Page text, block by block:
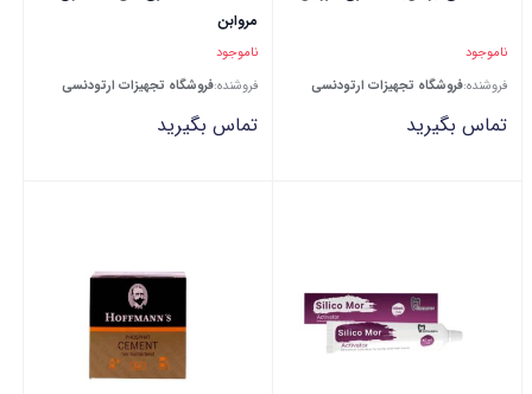
ناموجود
فروشنده:فروشگاه تجهیزات ارتودنسی
تماس بگیرید
مروابن
ناموجود
فروشنده:فروشگاه تجهیزات ارتودنسی
تماس بگیرید